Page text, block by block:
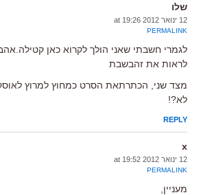
שלו
12 ינואר 2012 at 19:26
PERMALINK
לגמרי חשבתי שאני הולך לקרוא כאן
לראות את זהבשבת
מצד שני, הכתרתאת הסרט כמחוץ למרוץ
לא?!
REPLY
x
12 ינואר 2012 at 19:52
PERMALINK
מעניין,